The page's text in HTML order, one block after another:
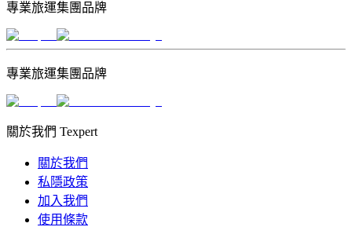
專業旅運集團品牌
專業旅運集團品牌
關於我們 Texpert
關於我們
私隱政策
加入我們
使用條款